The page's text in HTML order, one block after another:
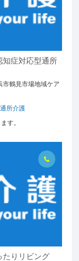
症対応型通所
鶴見市場地域ケア
所介護
す。
りリビング